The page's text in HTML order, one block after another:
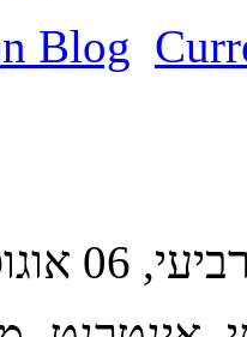
Blog
06 אוגוסט 2008 19:29